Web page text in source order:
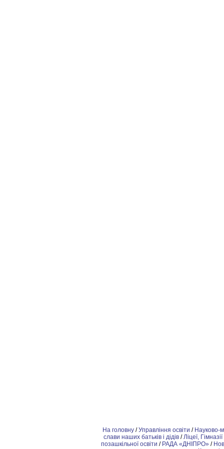
На головну /Управління освіти / Науково-
слави наших батьків і дідів/Ліцеї, Гімназії
позашкiльної освіти / РАДА «ДНІПРО» /